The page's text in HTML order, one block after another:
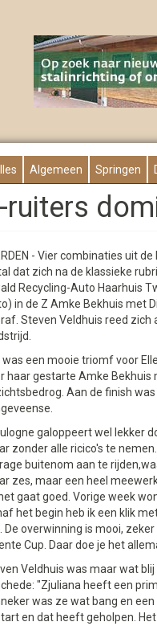
Algemeen Springen
ruiters
- Vier combinaties uit
dat zich na de klassieke
Recycling-Auto Haarhuis
in de Z Amke Bekhuis met
Steven Veldhuis reed zich
was een mooie triomf voor
haar gestarte Amke Bekhuis
Aan de finish
galoppeert wel lekker
zonder alle ricico's te
buitenom aan te
zes, maar een heel
gaat goed. Vorige week
het begin heb ik een klik
De overwinning is mooi,
Cup. Daar doe je het
Veldhuis was maar wat
"Zjuliana heeft een
was ze wat bang en
en dat heeft geholpen.